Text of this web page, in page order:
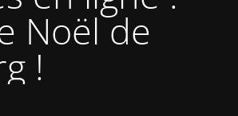
Noël de
!